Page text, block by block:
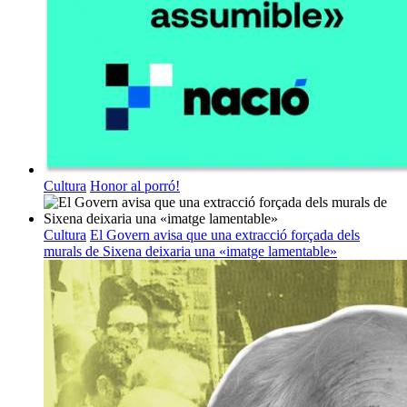
Cultura Honor al porró!
Cultura El Govern avisa que una extracció forçada dels
murals de Sixena deixaria una «imatge lamentable»